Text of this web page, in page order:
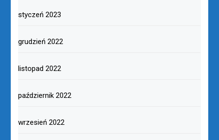
styczeń 2023
grudzień 2022
listopad 2022
październik 2022
wrzesień 2022